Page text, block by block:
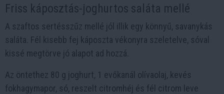
Friss káposztás-joghurtos saláta mellé
A szaftos sertésszűz mellé jól illik egy könnyű, savanykás
saláta. Fél kisebb fej káposzta vékonyra szeletelve, sóval
kissé megtörve jó alapot ad hozzá.
Az öntethez 80 g joghurt, 1 evőkanál olívaolaj, kevés
fokhagymapor, só, reszelt citromhéj és fél citrom leve